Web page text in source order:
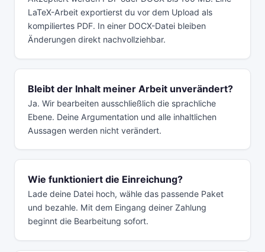
LaTeX-Arbeit exportierst du vor dem Upload als
kompiliertes PDF. In einer DOCX-Datei bleiben
Änderungen direkt nachvollziehbar.
Bleibt der Inhalt meiner Arbeit unverändert?
Ja. Wir bearbeiten ausschließlich die sprachliche
Ebene. Deine Argumentation und alle inhaltlichen
Aussagen werden nicht verändert.
Wie funktioniert die Einreichung?
Lade deine Datei hoch, wähle das passende Paket
und bezahle. Mit dem Eingang deiner Zahlung
beginnt die Bearbeitung sofort.